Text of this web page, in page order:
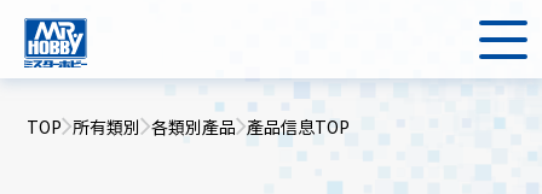
TOP 所有類別 各類別產品 產品信息TOP